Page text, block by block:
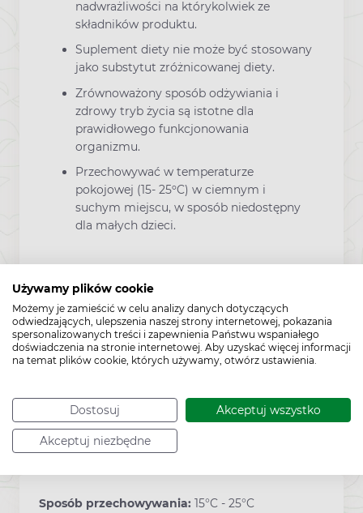
Używamy plików cookie
Możemy je zamieścić w celu analizy danych dotyczących
odwiedzających, ulepszenia naszej strony internetowej, pokazania
spersonalizowanych treści i zapewnienia Państwu wspaniałego
doświadczenia na stronie internetowej. Aby uzyskać więcej informacji
na temat plików cookie, których używamy, otwórz ustawienia.
Dostosuj Akceptuj wszystko
Akceptuj niezbędne
nadwrażliwości na którykolwiek ze
składników produktu.
Suplement diety nie może być stosowany
jako substytut zróżnicowanej diety.
Zrównoważony sposób odżywiania i
zdrowy tryb życia są istotne dla
prawidłowego funkcjonowania
organizmu.
Przechowywać w temperaturze
pokojowej (15- 25ºC) w ciemnym i
suchym miejscu, w sposób niedostępny
dla małych dzieci.
Zawartość
250 ml
Producent:DOMOWA APTECZKA
Sposób przechowywania: 15°C - 25°C